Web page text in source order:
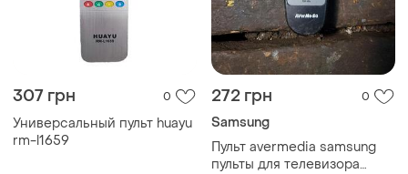
307 грн 0
Универсальный пульт huayu
rm-l1659
272 грн 0
Samsung
Пульт avermedia samsung
пульты для телевизора